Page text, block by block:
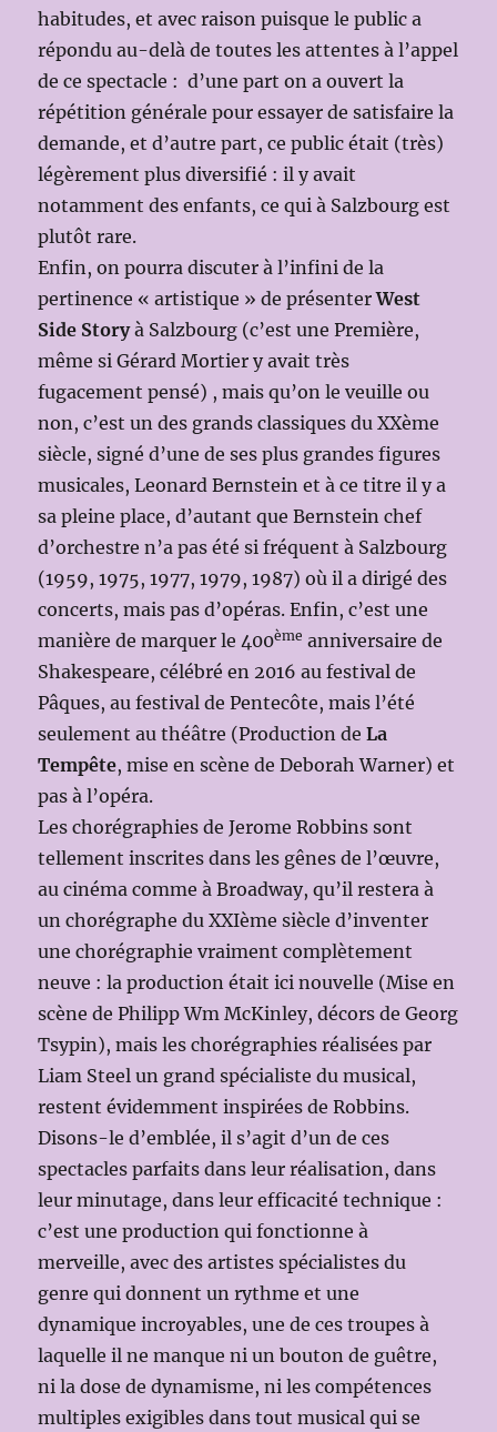
habitudes, et avec raison puisque le public a
répondu au-delà de toutes les attentes à l’appel
de ce spectacle : d’une part on a ouvert la
répétition générale pour essayer de satisfaire la
demande, et d’autre part, ce public était (très)
légèrement plus diversifié : il y avait
notamment des enfants, ce qui à Salzbourg est
plutôt rare.
Enfin, on pourra discuter à l’infini de la
pertinence « artistique » de présenterWest
Side Storyà Salzbourg (c’est une Première,
même si Gérard Mortier y avait très
fugacement pensé) , mais qu’on le veuille ou
non, c’est un des grands classiques du XXème
siècle, signé d’une de ses plus grandes figures
musicales, Leonard Bernstein et à ce titre il y a
sa pleine place, d’autant que Bernstein chef
d’orchestre n’a pas été si fréquent à Salzbourg
(1959, 1975, 1977, 1979, 1987) où il a dirigé des
concerts, mais pas d’opéras. Enfin, c’est une
manière de marquer le 400ème anniversaire de
Shakespeare, célébré en 2016 au festival de
Pâques, au festival de Pentecôte, mais l’été
seulement au théâtre (Production deLa
Tempête, mise en scène de Deborah Warner) et
pas à l’opéra.
Les chorégraphies de Jerome Robbins sont
tellement inscrites dans les gênes de l’œuvre,
au cinéma comme à Broadway, qu’il restera à
un chorégraphe du XXIème siècle d’inventer
une chorégraphie vraiment complètement
neuve : la production était ici nouvelle (Mise en
scène de Philipp Wm McKinley, décors de Georg
Tsypin), mais les chorégraphies réalisées par
Liam Steel un grand spécialiste du musical,
restent évidemment inspirées de Robbins.
Disons-le d’emblée, il s’agit d’un de ces
spectacles parfaits dans leur réalisation, dans
leur minutage, dans leur efficacité technique :
c’est une production qui fonctionne à
merveille, avec des artistes spécialistes du
genre qui donnent un rythme et une
dynamique incroyables, une de ces troupes à
laquelle il ne manque ni un bouton de guêtre,
ni la dose de dynamisme, ni les compétences
multiples exigibles dans tout musical qui se